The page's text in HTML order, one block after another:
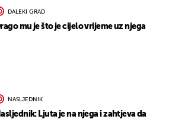
DALEKI GRAD
mu je što je cijelo vrijeme uz njega
NASLJEDNIK
Ljuta je na njega i zahtjeva da